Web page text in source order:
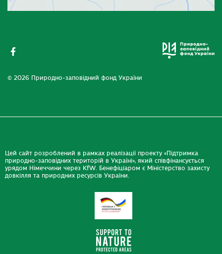
© 2026 Природно-заповідний фонд України
Цей сайт розроблений в рамках реалізації проекту «Підтримка
природно-заповідних територій в Україні», який співфінансується
урядом Німеччини через KfW. Бенефіціаром є Міністерство захисту
довкілля та природних ресурсів України.